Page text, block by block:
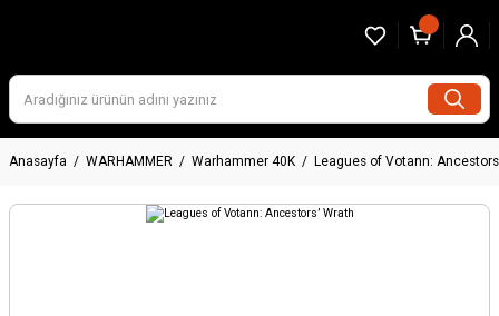
Anasayfa WARHAMMER Warhammer 40K Leagues of Votann: